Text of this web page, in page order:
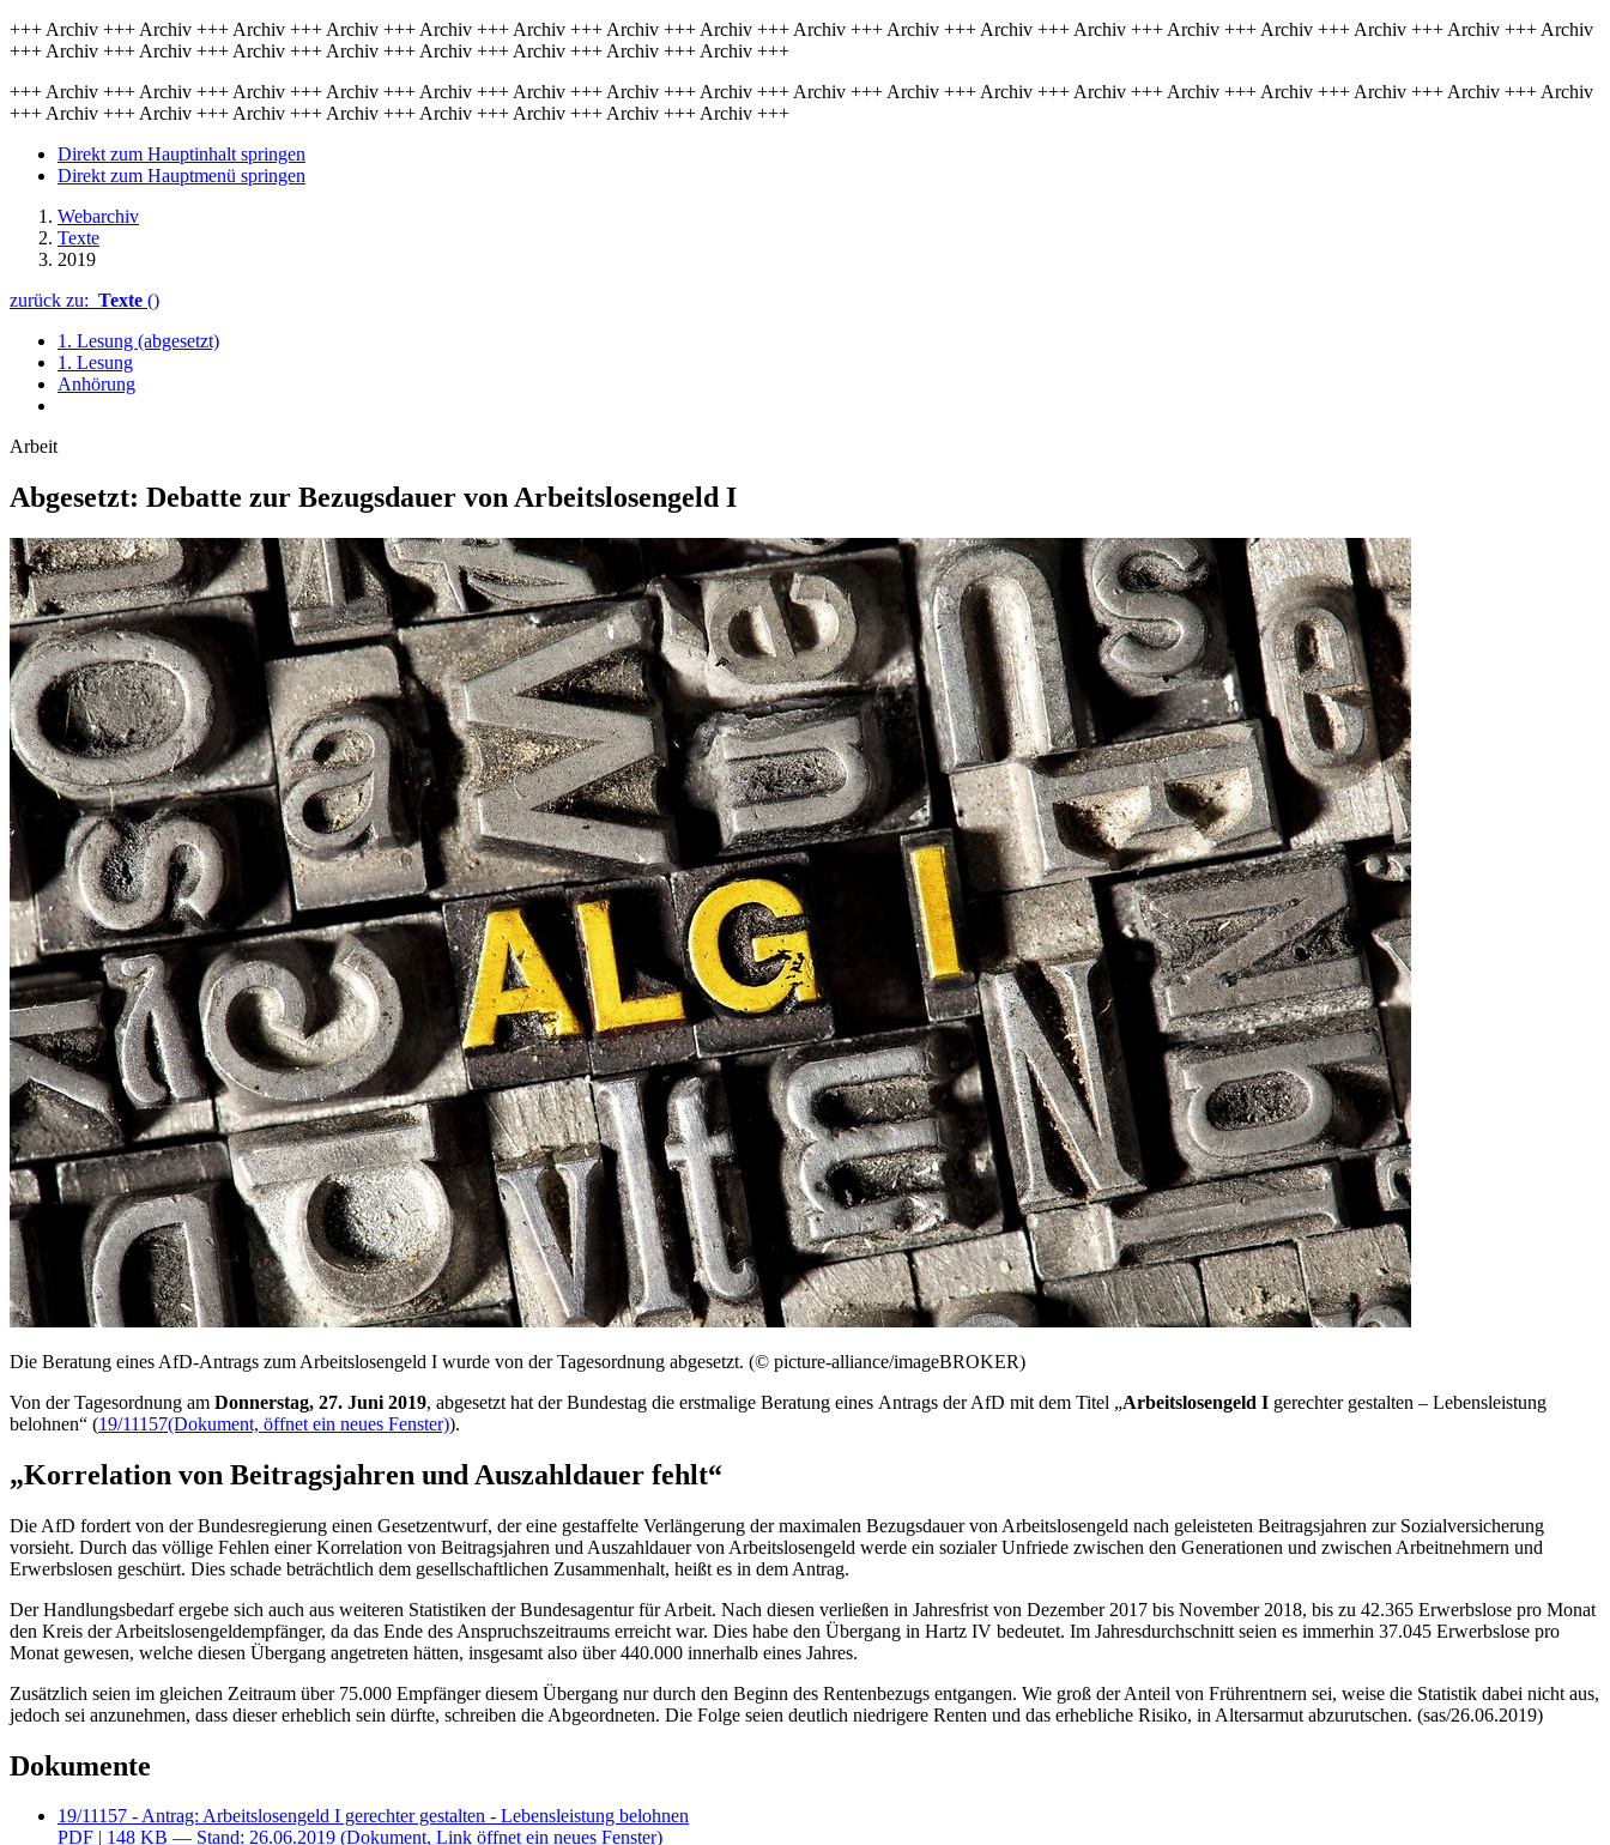
+++ Archiv +++ Archiv +++ Archiv +++ Archiv +++ Archiv +++ Archiv +++ Archiv +++ Archiv +++ Archiv +++ Archiv +++ Archiv +++ Archiv +++ Archiv +++ Archiv +++ Archiv +++ Archiv +++ Archiv
+++ Archiv +++ Archiv +++ Archiv +++ Archiv +++ Archiv +++ Archiv +++ Archiv +++ Archiv +++
+++ Archiv +++ Archiv +++ Archiv +++ Archiv +++ Archiv +++ Archiv +++ Archiv +++ Archiv +++ Archiv +++ Archiv +++ Archiv +++ Archiv +++ Archiv +++ Archiv +++ Archiv +++ Archiv +++ Archiv
+++ Archiv +++ Archiv +++ Archiv +++ Archiv +++ Archiv +++ Archiv +++ Archiv +++ Archiv +++
Direkt zum Hauptinhalt springen
Direkt zum Hauptmenü springen
Webarchiv
Texte
2019
zurück zu: Texte ()
1. Lesung (abgesetzt)
1. Lesung
Anhörung
Arbeit
Abgesetzt: Debatte zur Bezugsdauer von Arbeitslosengeld I
Die Beratung eines AfD-Antrags zum Arbeitslosengeld I wurde von der Tagesordnung abgesetzt. (© picture-alliance/imageBROKER)
Von der Tagesordnung am Donnerstag, 27. Juni 2019, abgesetzt hat der Bundestag die erstmalige Beratung eines Antrags der AfD mit dem Titel „Arbeitslosengeld I gerechter gestalten – Lebensleistung
belohnen“ (19/11157(Dokument, öffnet ein neues Fenster)).
„Korrelation von Beitragsjahren und Auszahldauer fehlt“
Die AfD fordert von der Bundesregierung einen Gesetzentwurf, der eine gestaffelte Verlängerung der maximalen Bezugsdauer von Arbeitslosengeld nach geleisteten Beitragsjahren zur Sozialversicherung
vorsieht. Durch das völlige Fehlen einer Korrelation von Beitragsjahren und Auszahldauer von Arbeitslosengeld werde ein sozialer Unfriede zwischen den Generationen und zwischen Arbeitnehmern und
Erwerbslosen geschürt. Dies schade beträchtlich dem gesellschaftlichen Zusammenhalt, heißt es in dem Antrag.
Der Handlungsbedarf ergebe sich auch aus weiteren Statistiken der Bundesagentur für Arbeit. Nach diesen verließen in Jahresfrist von Dezember 2017 bis November 2018, bis zu 42.365 Erwerbslose pro Monat
den Kreis der Arbeitslosengeldempfänger, da das Ende des Anspruchszeitraums erreicht war. Dies habe den Übergang in Hartz IV bedeutet. Im Jahresdurchschnitt seien es immerhin 37.045 Erwerbslose pro
Monat gewesen, welche diesen Übergang angetreten hätten, insgesamt also über 440.000 innerhalb eines Jahres.
Zusätzlich seien im gleichen Zeitraum über 75.000 Empfänger diesem Übergang nur durch den Beginn des Rentenbezugs entgangen. Wie groß der Anteil von Frührentnern sei, weise die Statistik dabei nicht aus,
jedoch sei anzunehmen, dass dieser erheblich sein dürfte, schreiben die Abgeordneten. Die Folge seien deutlich niedrigere Renten und das erhebliche Risiko, in Altersarmut abzurutschen. (sas/26.06.2019)
Dokumente
19/11157 - Antrag: Arbeitslosengeld I gerechter gestalten - Lebensleistung belohnen
PDF | 148 KB — Stand: 26.06.2019 (Dokument, Link öffnet ein neues Fenster)